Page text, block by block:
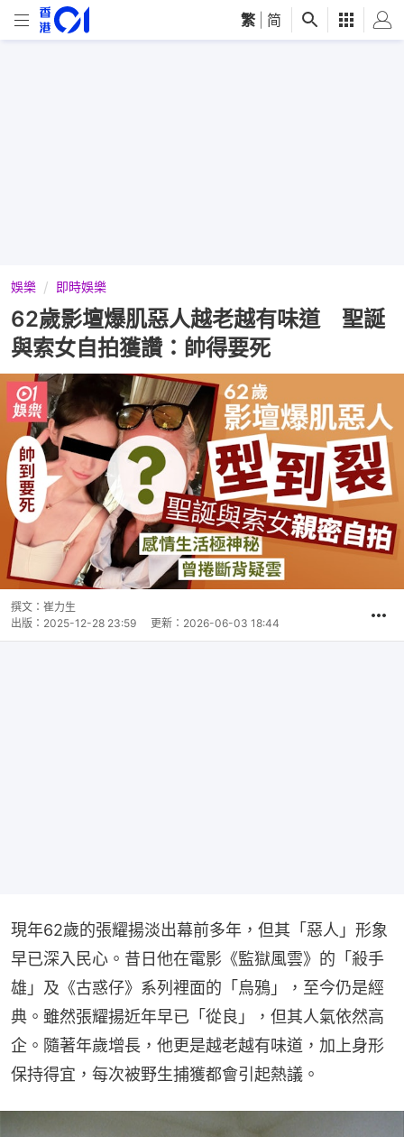
繁 简
娛樂 即時娛樂
62歲影壇爆肌惡人越老越有味道 聖誕
與索女自拍獲讚：帥得要死
撰文： 崔力生
出版： 2025-12-28 23:59 更新： 2026-06-03 18:44
現年62歲的張耀揚淡出幕前多年，但其「惡人」形象
早已深入民心。昔日他在電影《監獄風雲》的「殺手
雄」及《古惑仔》系列裡面的「烏鴉」，至今仍是經
典。雖然張耀揚近年早已「從良」，但其人氣依然高
企。隨著年歲增長，他更是越老越有味道，加上身形
保持得宜，每次被野生捕獲都會引起熱議。